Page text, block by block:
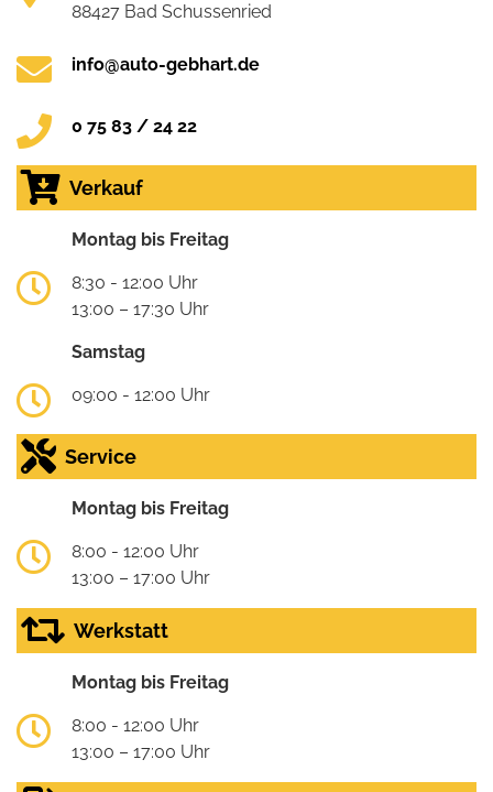
88427 Bad Schussenried
info@auto-gebhart.de
0 75 83 / 24 22
Verkauf
Montag bis Freitag
8:30 - 12:00 Uhr
13:00 – 17:30 Uhr
Samstag
09:00 - 12:00 Uhr
Service
Montag bis Freitag
8:00 - 12:00 Uhr
13:00 – 17:00 Uhr
Werkstatt
Montag bis Freitag
8:00 - 12:00 Uhr
13:00 – 17:00 Uhr